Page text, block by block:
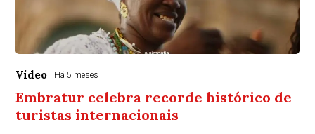
Vídeo Há 5 meses
Embratur celebra recorde histórico de
turistas internacionais